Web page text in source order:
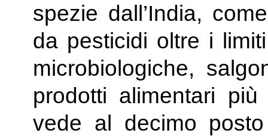
spezie dall’India,
da pesticidi oltre i
microbiologiche,
prodotti alimentari
vede al decimo